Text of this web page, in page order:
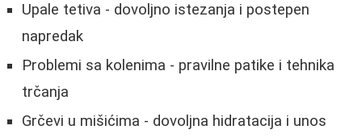
Upale tetiva - dovoljno istezanja i postepen
napredak
Problemi sa kolenima - pravilne patike i tehnika
trčanja
Grčevi u mišićima - dovoljna hidratacija i unos